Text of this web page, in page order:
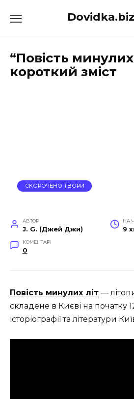
до
“Повість минулих
короткий зміст
СКОРОЧЕНО ТВОРИ
АВТОР
J. G. (Джей Джи)
НА
9
КОМЕНТАРІ
0
Повість минулих літ —
складене в Києві на початку
історіографії та літератури